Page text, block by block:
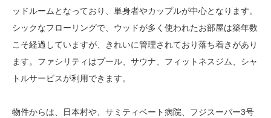
ッドルームとなっており、単身者やカップルが中心となります。
シックなフローリングで、ウッドが多く使われたお部屋は築年数
こそ経過していますが、きれいに管理されており落ち着きがあり
ます。ファシリティはプール、サウナ、フィットネスジム、シャ
トルサービスが利用できます。
物件からは、日本村や、サミティベート病院、フジスーパー3号